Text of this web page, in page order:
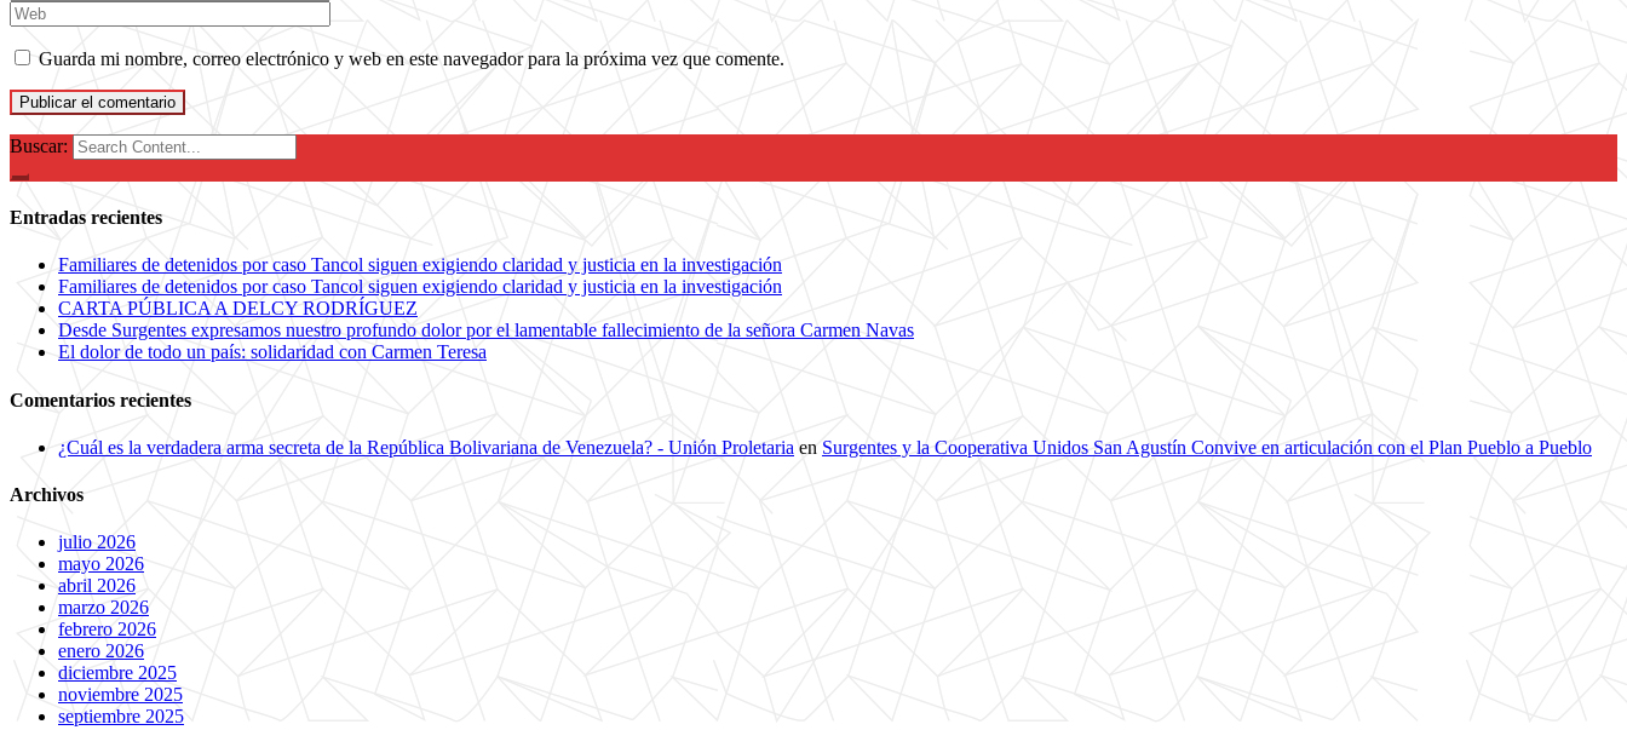
Guarda mi nombre, correo electrónico y web en este navegador para la próxima vez que comente.
Buscar:
Entradas recientes
Familiares de detenidos por caso Tancol siguen exigiendo claridad y justicia en la investigación
Familiares de detenidos por caso Tancol siguen exigiendo claridad y justicia en la investigación
CARTA PÚBLICA A DELCY RODRÍGUEZ
Desde Surgentes expresamos nuestro profundo dolor por el lamentable fallecimiento de la señora Carmen Navas
El dolor de todo un país: solidaridad con Carmen Teresa
Comentarios recientes
¿Cuál es la verdadera arma secreta de la República Bolivariana de Venezuela? - Unión Proletaria en Surgentes y la Cooperativa Unidos San Agustín Convive en articulación con el Plan Pueblo a Pueblo
Archivos
julio 2026
mayo 2026
abril 2026
marzo 2026
febrero 2026
enero 2026
diciembre 2025
noviembre 2025
septiembre 2025